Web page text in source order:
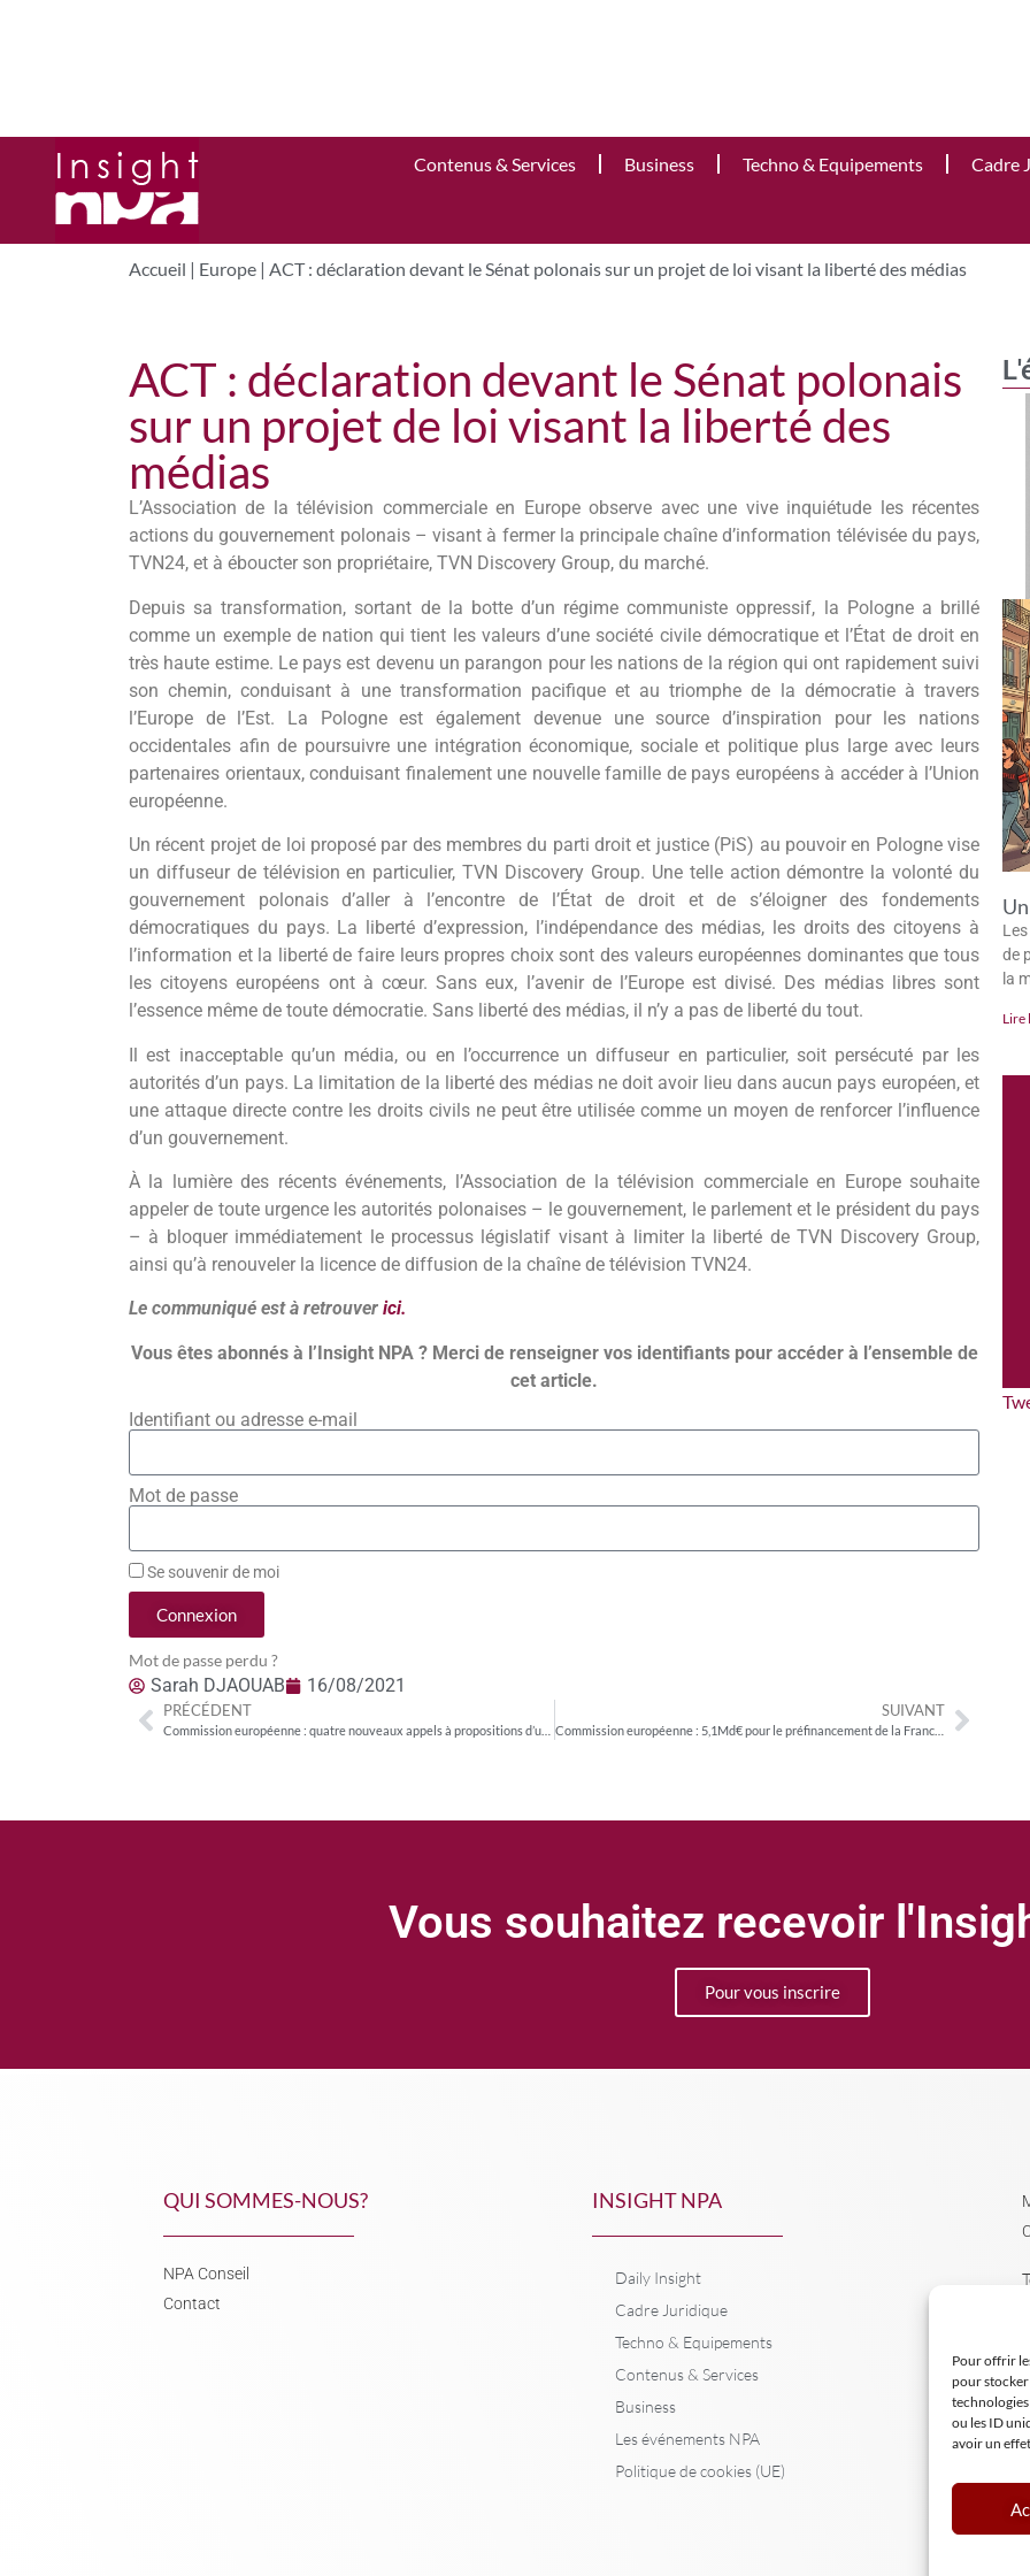
Pour offrir
pour stocker
ou les ID
avoir un
Contenus & Services Business Techno & Equipements Cadre
Accueil | Europe | ACT : déclaration devant le Sénat polonais sur un projet de loi visant la liberté des médias
de
la
Lire
ACT : déclaration devant le Sénat polonais
sur un projet de loi visant la liberté des
médias
L’Association de la télévision commerciale en Europe observe avec une vive inquiétude les récentes
actions du gouvernement polonais – visant à fermer la principale chaîne d’information télévisée du pays,
TVN24, et à éboucter son propriétaire, TVN Discovery Group, du marché.
Depuis sa transformation, sortant de la botte d’un régime communiste oppressif, la Pologne a brillé
comme un exemple de nation qui tient les valeurs d’une société civile démocratique et l’État de droit en
très haute estime. Le pays est devenu un parangon pour les nations de la région qui ont rapidement suivi
son chemin, conduisant à une transformation pacifique et au triomphe de la démocratie à travers
l’Europe de l’Est. La Pologne est également devenue une source d’inspiration pour les nations
occidentales afin de poursuivre une intégration économique, sociale et politique plus large avec leurs
partenaires orientaux, conduisant finalement une nouvelle famille de pays européens à accéder à l’Union
européenne.
Un récent projet de loi proposé par des membres du parti droit et justice (PiS) au pouvoir en Pologne vise
un diffuseur de télévision en particulier, TVN Discovery Group. Une telle action démontre la volonté du
gouvernement polonais d’aller à l’encontre de l’État de droit et de s’éloigner des fondements
démocratiques du pays. La liberté d’expression, l’indépendance des médias, les droits des citoyens à
l’information et la liberté de faire leurs propres choix sont des valeurs européennes dominantes que tous
les citoyens européens ont à cœur. Sans eux, l’avenir de l’Europe est divisé. Des médias libres sont
l’essence même de toute démocratie. Sans liberté des médias, il n’y a pas de liberté du tout.
Il est inacceptable qu’un média, ou en l’occurrence un diffuseur en particulier, soit persécuté par les
autorités d’un pays. La limitation de la liberté des médias ne doit avoir lieu dans aucun pays européen, et
une attaque directe contre les droits civils ne peut être utilisée comme un moyen de renforcer l’influence
d’un gouvernement.
À la lumière des récents événements, l’Association de la télévision commerciale en Europe souhaite
appeler de toute urgence les autorités polonaises – le gouvernement, le parlement et le président du pays
– à bloquer immédiatement le processus législatif visant à limiter la liberté de TVN Discovery Group,
ainsi qu’à renouveler la licence de diffusion de la chaîne de télévision TVN24.
Le communiqué est à retrouver ici.
Vous êtes abonnés à l’Insight NPA ? Merci de renseigner vos identifiants pour accéder à l’ensemble de
cet article.
Identifiant ou adresse e-mail
Mot de passe
Se souvenir de moi
Connexion
Mot de passe perdu ?
Sarah DJAOUAB 16/08/2021
PRÉCÉDENT SUIVANT
Commission européenne : 5,1Md€ pour le préfinancement de la France dans le cadre de Next GenerationEU
Vous souhaitez recevoir
Pour vous inscrire
QUI SOMMES-NOUS?
NPA Conseil
Contact
INSIGHT NPA
Daily Insight
Cadre Juridique
Techno & Equipements
Contenus & Services
Business
Les événements NPA
Politique de cookies (UE)